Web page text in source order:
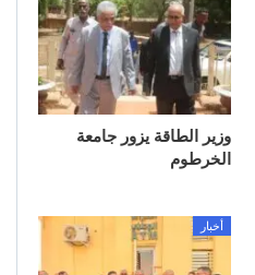
وزير الطاقة يزور جامعة
الخرطوم
أخبار